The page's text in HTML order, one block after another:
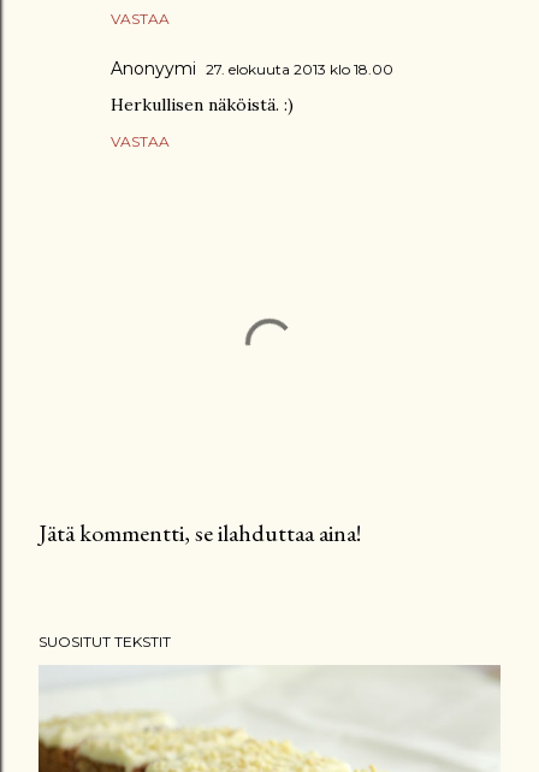
VASTAA
Anonyymi 27. elokuuta 2013 klo 18.00
Herkullisen näköistä. :)
VASTAA
e
ä
k
Jätä kommentti, se ilahduttaa aina!
SUOSITUT TEKSTIT